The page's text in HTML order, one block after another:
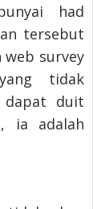
had
tersebut
survey
tidak
dapat duit
ia adalah